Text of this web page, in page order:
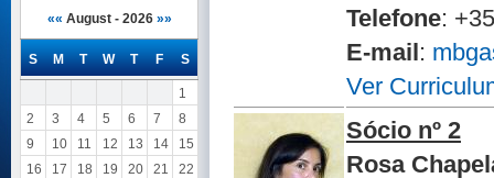
«« August - 2026 »»
S M T W T F S
1
2
3 4 5 6 7
8
9
10 11 12 13 14
15
16
17 18 19 20 21
22
Telefone:
E-mail:
Ver
Sócio nº 2
Rosa